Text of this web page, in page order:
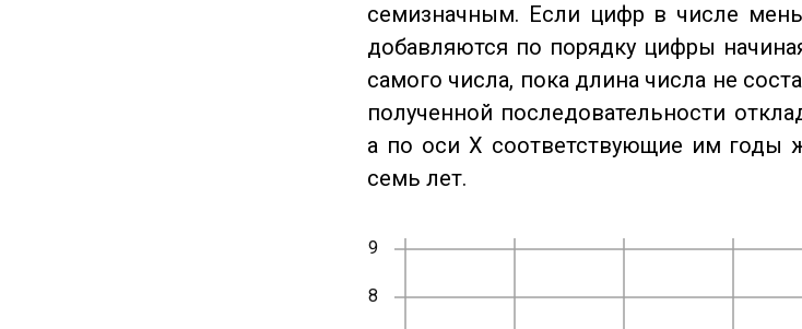
семизначным. Если цифр в числе
добавляются по порядку цифры
самого числа, пока длина числа не
полученной последовательности
а по оси X соответствующие им годы
семь лет.